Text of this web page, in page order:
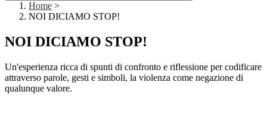
Home >
NOI DICIAMO STOP!
NOI DICIAMO STOP!
Un'esperienza ricca di spunti di confronto e riflessione per codificare
attraverso parole, gesti e simboli, la violenza come negazione di
qualunque valore.